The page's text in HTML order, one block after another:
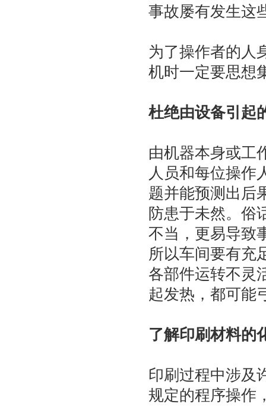
事故屡有发生这
为了操作者的人
机时一定要思想
杜绝由设备引起
由机器本身或工
人员和每位操作
题并能预测出后
防患于未然。俗
不当，更易导致
所以车间要有充
各部件运转不灵
起发热，都可能
了解印刷材料的
印刷过程中涉及
规定的程序操作